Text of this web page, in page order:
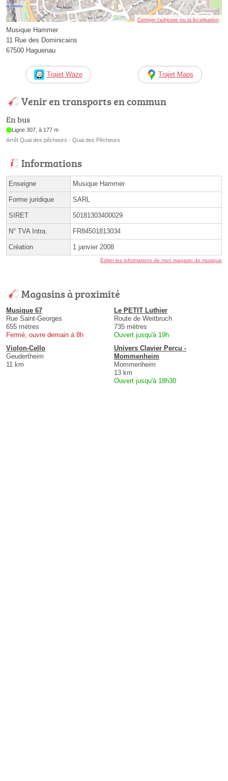
Corriger l’adresse ou la localisation
Musique Hammer
11 Rue des Dominicains
67500 Haguenau
Trajet Waze Trajet Maps
Venir en transports en commun
En bus
Ligne 307, à 177 m
Arrêt Quai des pêcheurs - Quai des Pêcheurs
Informations
Enseigne Musique Hammer
Forme juridique SARL
SIRET 50181303400029
N° TVA Intra. FR84501813034
Création 1 janvier 2008
Éditer les informations de mon magasin de musique
Magasins à proximité
Musique 67
Rue Saint-Georges
655 mètres
Fermé, ouvre demain à 8h
Le PETIT Luthier
Route de Weitbruch
735 mètres
Ouvert jusqu'à 19h
Violon-Cello
Geudertheim
11 km
Univers Clavier Percu -
Mommenheim
Mommenheim
13 km
Ouvert jusqu'à 18h30